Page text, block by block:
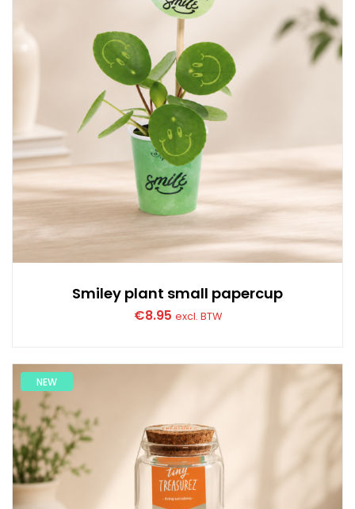
Smiley plant small papercup
€8.95 excl. BTW
NEW